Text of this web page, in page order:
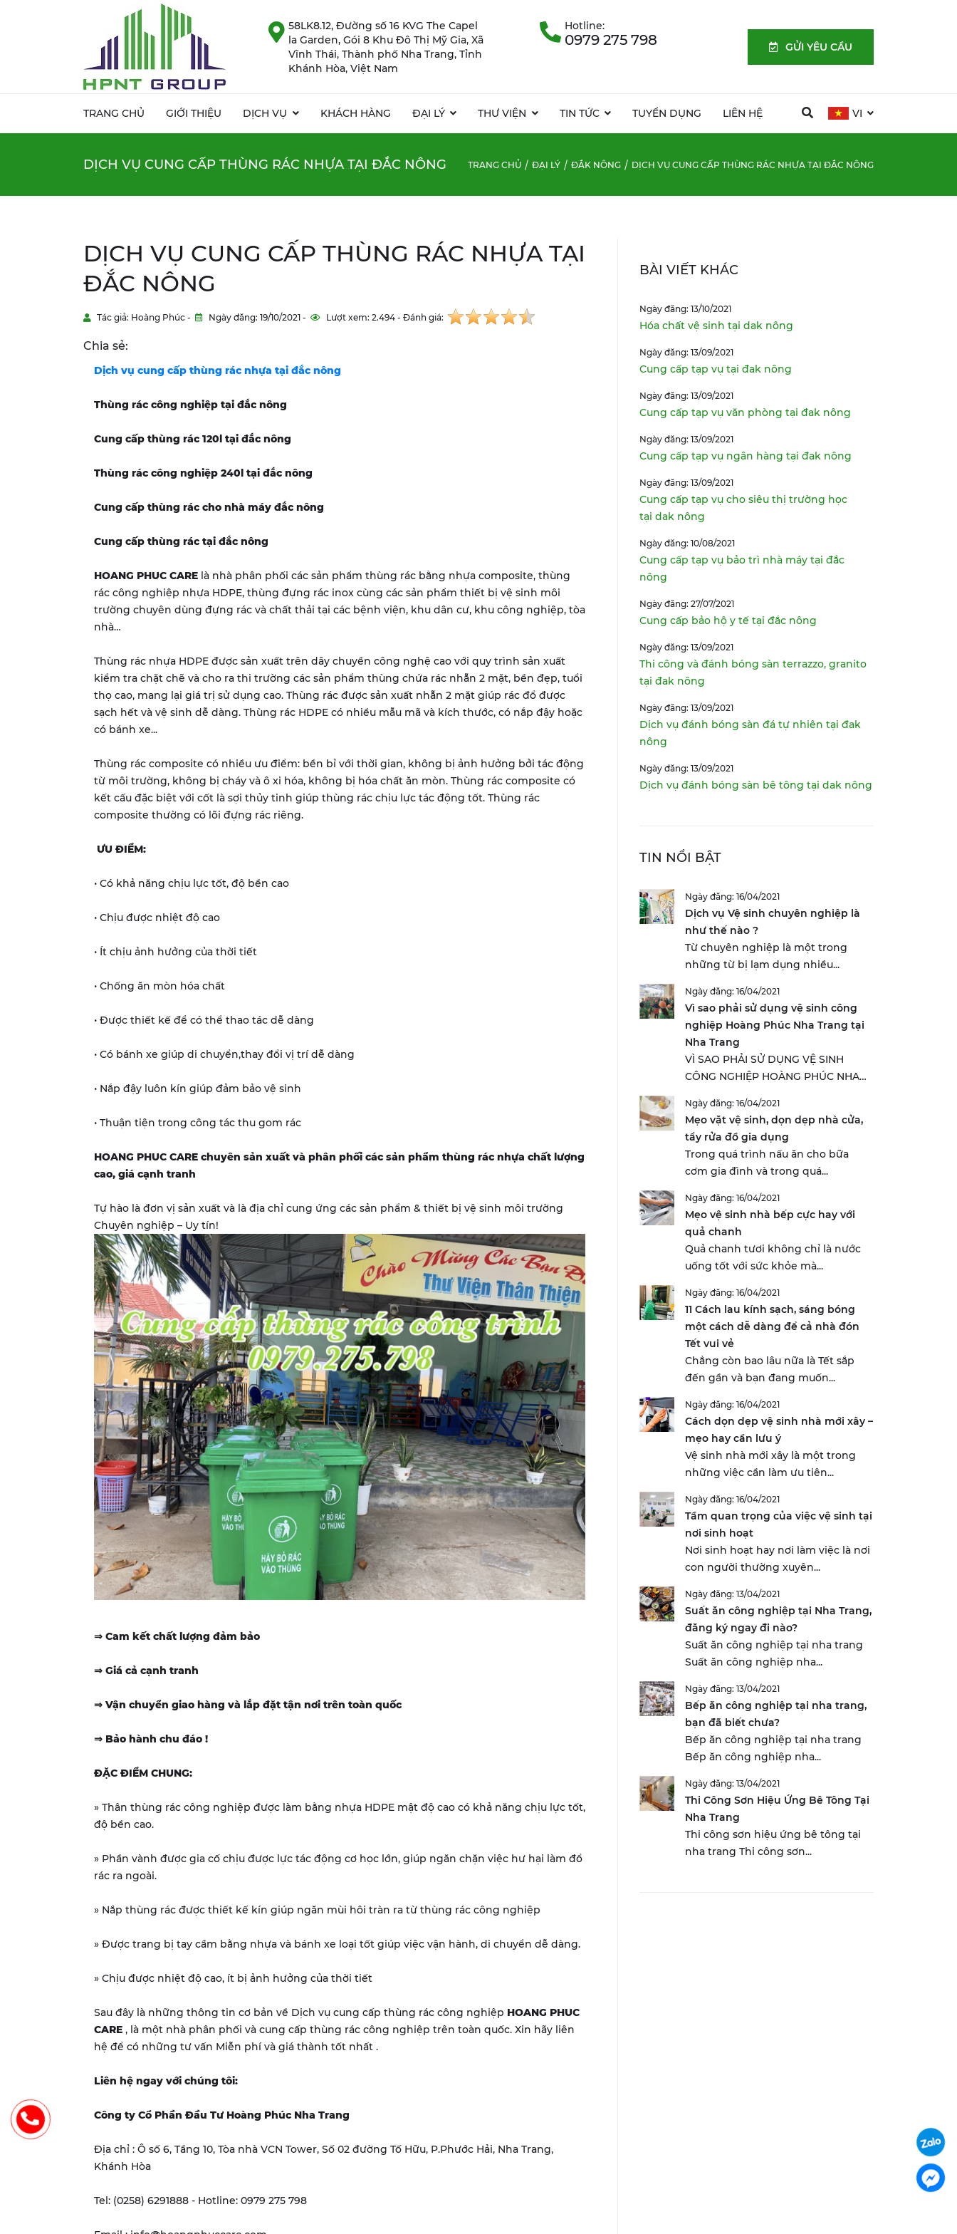
TRANG CHỦ GIỚI THIỆU DỊCH VỤ KHÁCH HÀNG ĐẠI LÝ THƯ VIỆN TIN TỨC TUYỂN DỤNG LIÊN HỆ VI
58LK8.12, Đường số 16 KVG The Capel
la Garden, Gói 8 Khu Đô Thị Mỹ Gia, Xã
Vĩnh Thái, Thành phố Nha Trang, Tỉnh
Khánh Hòa, Việt Nam
Hotline:
0979 275 798 GỬI YÊU CẦU
DỊCH VỤ CUNG CẤP THÙNG RÁC NHỰA TẠI ĐẮC NÔNG TRANG CHỦ ĐẠI LÝ ĐẮK NÔNG DỊCH VỤ CUNG CẤP THÙNG RÁC NHỰA TẠI ĐẮC NÔNG
DỊCH VỤ CUNG CẤP THÙNG RÁC NHỰA TẠI
ĐẮC NÔNG
Tác giả: Hoàng Phúc - Ngày đăng: 19/10/2021 - Lượt xem: 2.494 - Đánh giá:
Chia sẻ:
Dịch vụ cung cấp thùng rác nhựa tại đắc nông
Thùng rác công nghiệp tại đắc nông
Cung cấp thùng rác 120l tại đắc nông
Thùng rác công nghiệp 240l tại đắc nông
Cung cấp thùng rác cho nhà máy đắc nông
Cung cấp thùng rác tại đắc nông
HOANG PHUC CARE là nhà phân phối các sản phẩm thùng rác bằng nhựa composite, thùng
rác công nghiệp nhựa HDPE, thùng đựng rác inox cùng các sản phẩm thiết bị vệ sinh môi
trường chuyên dùng đựng rác và chất thải tại các bệnh viện, khu dân cư, khu công nghiệp, tòa
nhà…
Thùng rác nhựa HDPE được sản xuất trên dây chuyền công nghệ cao với quy trình sản xuất
kiểm tra chặt chẽ và cho ra thi trường các sản phẩm thùng chứa rác nhẵn 2 mặt, bền đẹp, tuổi
thọ cao, mang lại giá trị sử dụng cao. Thùng rác được sản xuất nhẵn 2 mặt giúp rác đổ được
sạch hết và vệ sinh dễ dàng. Thùng rác HDPE có nhiều mẫu mã và kích thước, có nắp đậy hoặc
có bánh xe...
Thùng rác composite có nhiều ưu điểm: bền bỉ với thời gian, không bị ảnh hưởng bởi tác động
từ môi trường, không bị cháy và ô xi hóa, không bị hóa chất ăn mòn. Thùng rác composite có
kết cấu đặc biệt với cốt là sợi thủy tinh giúp thùng rác chịu lực tác động tốt. Thùng rác
composite thường có lõi đựng rác riêng.
ƯU ĐIỂM:
• Có khả năng chịu lực tốt, độ bền cao
• Chịu được nhiệt độ cao
• Ít chịu ảnh hưởng của thời tiết
• Chống ăn mòn hóa chất
• Được thiết kế để có thể thao tác dễ dàng
• Có bánh xe giúp di chuyển,thay đổi vị trí dễ dàng
• Nắp đậy luôn kín giúp đảm bảo vệ sinh
• Thuận tiện trong công tác thu gom rác
HOANG PHUC CARE chuyên sản xuất và phân phối các sản phẩm thùng rác nhựa chất lượng
cao, giá cạnh tranh
Tự hào là đơn vị sản xuất và là địa chỉ cung ứng các sản phẩm & thiết bị vệ sinh môi trường
Chuyên nghiệp – Uy tín!
⇒ Cam kết chất lượng đảm bảo
⇒ Giá cả cạnh tranh
⇒ Vận chuyển giao hàng và lắp đặt tận nơi trên toàn quốc
⇒ Bảo hành chu đáo !
ĐẶC ĐIỂM CHUNG:
» Thân thùng rác công nghiệp được làm bằng nhựa HDPE mật độ cao có khả năng chịu lực tốt,
độ bền cao.
» Phần vành được gia cố chịu được lực tác động cơ học lớn, giúp ngăn chặn việc hư hại làm đổ
rác ra ngoài.
» Nắp thùng rác được thiết kế kín giúp ngăn mùi hôi tràn ra từ thùng rác công nghiệp
» Được trang bị tay cầm bằng nhựa và bánh xe loại tốt giúp việc vận hành, di chuyển dễ dàng.
» Chịu được nhiệt độ cao, ít bị ảnh hưởng của thời tiết
Sau đây là những thông tin cơ bản về Dịch vụ cung cấp thùng rác công nghiệp HOANG PHUC
CARE , là một nhà phân phối và cung cấp thùng rác công nghiệp trên toàn quốc. Xin hãy liên
hệ để có những tư vấn Miễn phí và giá thành tốt nhất .
Liên hệ ngay với chúng tôi:
Công ty Cổ Phần Đầu Tư Hoàng Phúc Nha Trang
Địa chỉ : Ô số 6, Tầng 10, Tòa nhà VCN Tower, Số 02 đường Tố Hữu, P.Phước Hải, Nha Trang,
Khánh Hòa
Tel: (0258) 6291888 - Hotline: 0979 275 798
BÀI VIẾT KHÁC
Ngày đăng: 13/10/2021
Hóa chất vệ sinh tại dak nông
Ngày đăng: 13/09/2021
Cung cấp tạp vụ tại đak nông
Ngày đăng: 13/09/2021
Cung cấp tạp vụ văn phòng tại đak nông
Ngày đăng: 13/09/2021
Cung cấp tạp vụ ngân hàng tại đak nông
Ngày đăng: 13/09/2021
Cung cấp tạp vụ cho siêu thị trường học
tại dak nông
Ngày đăng: 10/08/2021
Cung cấp tạp vụ bảo trì nhà máy tại đắc
nông
Ngày đăng: 27/07/2021
Cung cấp bảo hộ y tế tại đắc nông
Ngày đăng: 13/09/2021
Thi công và đánh bóng sàn terrazzo, granito
tại đak nông
Ngày đăng: 13/09/2021
Dịch vụ đánh bóng sàn đá tự nhiên tại đak
nông
Ngày đăng: 13/09/2021
Dịch vụ đánh bóng sàn bê tông tại dak nông
TIN NỔI BẬT
Ngày đăng: 16/04/2021
Dịch vụ Vệ sinh chuyên nghiệp là
như thế nào ?
Từ chuyên nghiệp là một trong
những từ bị lạm dụng nhiều...
Ngày đăng: 16/04/2021
Vì sao phải sử dụng vệ sinh công
nghiệp Hoàng Phúc Nha Trang tại
Nha Trang
VÌ SAO PHẢI SỬ DỤNG VỆ SINH
CÔNG NGHIỆP HOÀNG PHÚC NHA
Ngày đăng: 16/04/2021
Mẹo vặt vệ sinh, dọn dẹp nhà cửa,
tẩy rửa đồ gia dụng
Trong quá trình nấu ăn cho bữa
cơm gia đình và trong quá...
Ngày đăng: 16/04/2021
Mẹo vệ sinh nhà bếp cực hay với
quả chanh
Quả chanh tươi không chỉ là nước
uống tốt với sức khỏe mà...
Ngày đăng: 16/04/2021
11 Cách lau kính sạch, sáng bóng
một cách dễ dàng để cả nhà đón
Tết vui vẻ
Chẳng còn bao lâu nữa là Tết sắp
đến gần và bạn đang muốn...
Ngày đăng: 16/04/2021
Cách dọn dẹp vệ sinh nhà mới xây –
mẹo hay cần lưu ý
Vệ sinh nhà mới xây là một trong
những việc cần làm ưu tiên...
Ngày đăng: 16/04/2021
Tầm quan trọng của việc vệ sinh tại
nơi sinh hoạt
Nơi sinh hoạt hay nơi làm việc là nơi
con người thường xuyên...
Ngày đăng: 13/04/2021
Suất ăn công nghiệp tại Nha Trang,
đăng ký ngay đi nào?
Suất ăn công nghiệp tại nha trang
Suất ăn công nghiệp nha...
Ngày đăng: 13/04/2021
Bếp ăn công nghiệp tại nha trang,
bạn đã biết chưa?
Bếp ăn công nghiệp tại nha trang
Bếp ăn công nghiệp nha...
Ngày đăng: 13/04/2021
Thi Công Sơn Hiệu Ứng Bê Tông Tại
Nha Trang
Thi công sơn hiệu ứng bê tông tại
nha trang Thi công sơn...